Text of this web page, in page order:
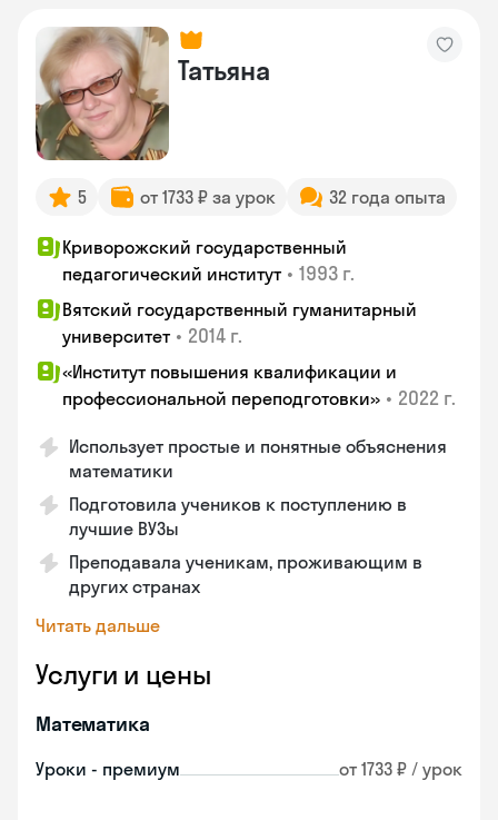
Татьяна
5 от 1733 ₽ за урок 32 года опыта
Криворожский государственный
педагогический институт • 1993 г.
Вятский государственный гуманитарный
университет • 2014 г.
«Институт повышения квалификации и
профессиональной переподготовки» • 2022 г.
Использует простые и понятные объяснения
математики
Подготовила учеников к поступлению в
лучшие ВУЗы
Преподавала ученикам, проживающим в
других странах
Читать дальше
Услуги и цены
Математика
Уроки - премиум от 1733 ₽ / урок